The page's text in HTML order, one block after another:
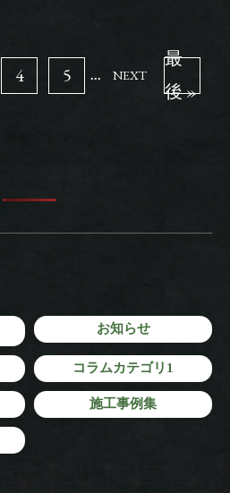
4 5 ... NEXT
最
後 »
お知らせ
コラムカテゴリ1
施工事例集